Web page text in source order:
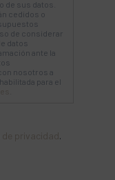
de sus datos.
cedidos o
de considerar
datos
ante la
nosotros a
para el
.